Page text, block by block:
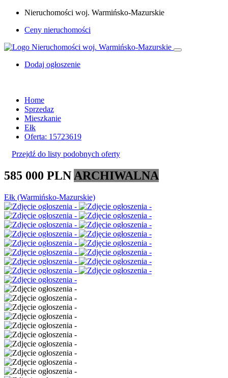
Nieruchomości woj. Warmińsko-Mazurskie
Ceny nieruchomości
Dodaj ogłoszenie
Home
Sprzedaz
Mieszkanie
Ełk
Oferta: 15723619
Przejdź do listy podobnych oferty
585 000 PLN ARCHIWALNA
Ełk (Warmińsko-Mazurskie)